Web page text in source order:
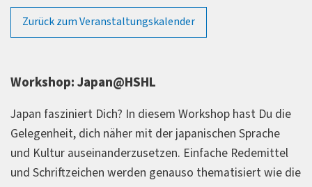
Zurück zum Veranstaltungskalender
Workshop: Japan@HSHL
Japan fasziniert Dich? In diesem Workshop hast Du die
Gelegenheit, dich näher mit der japanischen Sprache
und Kultur auseinanderzusetzen. Einfache Redemittel
und Schriftzeichen werden genauso thematisiert wie die